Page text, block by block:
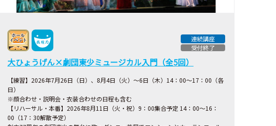
連続講座
受付終了
大ひょうげん×劇団東少ミュージカル入門（全5回）
【練習】2026年7月26日（日）、8月4日（火）～6日（木）14：00～17：00（各
日）
※顔合わせ・説明会・衣装合わせの日程も含む
【リハーサル・本番】2026年8月11日（火・祝）9：00集合予定 14：00～16：
00（17：30解散予定）